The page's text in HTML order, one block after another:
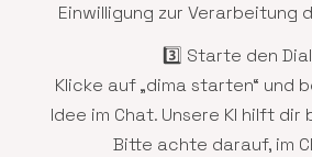
Einwilligung zur Verarbeitung
3️⃣ Starte den
Klicke auf „dima starten“ und
Idee im Chat. Unsere KI hilft dir
Bitte achte darauf, im